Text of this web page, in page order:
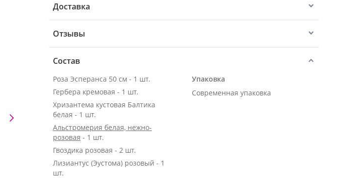
Доставка
Отзывы
Состав
Роза Эсперанса 50 см - 1 шт.
Гербера кремовая - 1 шт.
Хризантема кустовая Балтика
белая - 1 шт.
Альстромерия белая, нежно-
розовая - 1 шт.
Гвоздика розовая - 2 шт.
Лизиантус (Эустома) розовый - 1
шт.
Упаковка
Современная упаковка